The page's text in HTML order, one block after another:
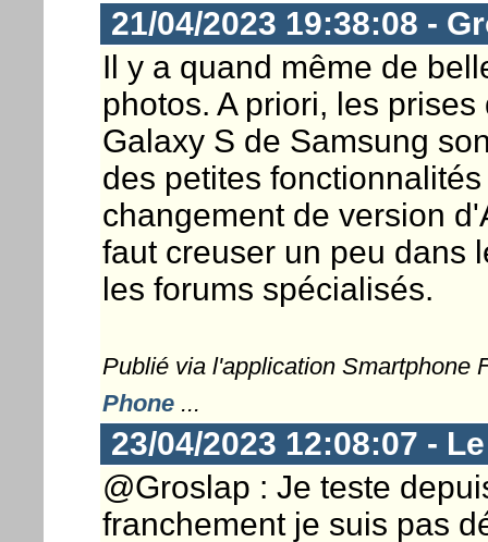
21/04/2023 19:38:08 -
Il y a quand même de
photos. A priori, les
Galaxy S de Samsung
des petites
changement de version
faut creuser un peu dans
les forums spécialisés.
Publié via l'application Smartphone
Phone...
23/04/2023 12:08:07 -
@Groslap : Je teste
franchement je suis pas